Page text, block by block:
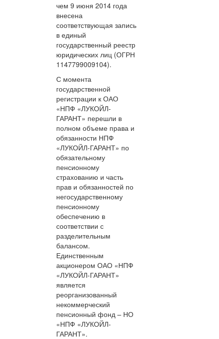
чем 9 июня 2014 года
внесена
соответствующая запись
в единый
государственный реестр
юридических лиц (ОГРН
1147799009104).
С момента
государственной
регистрации к ОАО
«НПФ «ЛУКОЙЛ-
ГАРАНТ» перешли в
полном объеме права и
обязанности НПФ
«ЛУКОЙЛ-ГАРАНТ» по
обязательному
пенсионному
страхованию и часть
прав и обязанностей по
негосударственному
пенсионному
обеспечению в
соответствии с
разделительным
балансом.
Единственным
акционером ОАО «НПФ
«ЛУКОЙЛ-ГАРАНТ»
является
реорганизованный
некоммерческий
пенсионный фонд – НО
«НПФ «ЛУКОЙЛ-
ГАРАНТ».